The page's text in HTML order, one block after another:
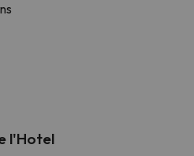
l'Hotel